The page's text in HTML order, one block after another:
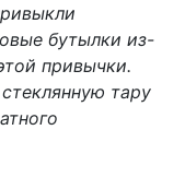
бутылки из-
привычки.
тару